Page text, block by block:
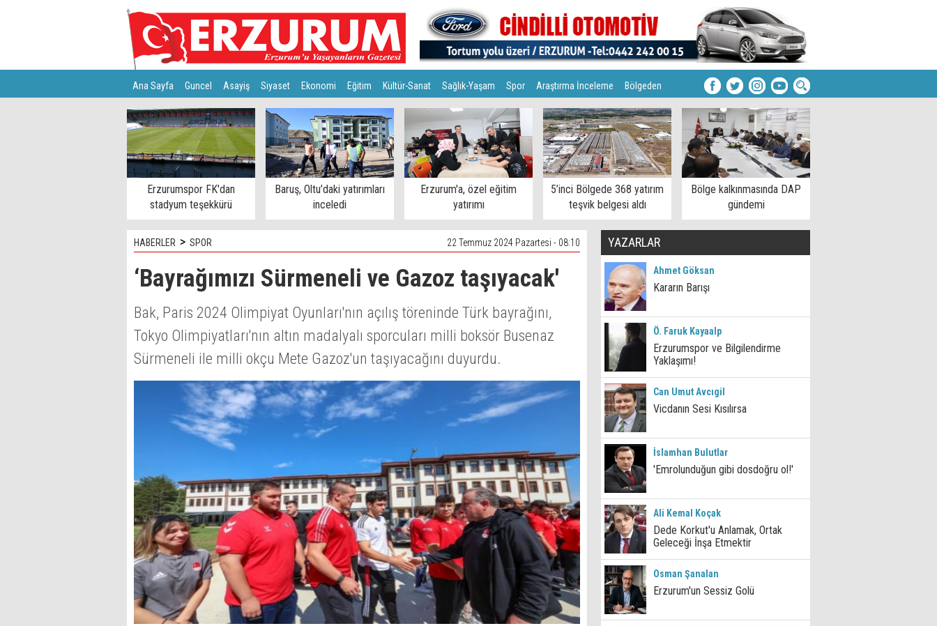
Ana Sayfa Guncel Asayiş Siyaset Ekonomi Eğitim Kültür-Sanat Sağlık-Yaşam Spor Araştırma İnceleme Bölgeden
Türkiye Teknoloji
Erzurumspor FK'dan
stadyum teşekkürü
Baruş, Oltu’daki yatırımları
inceledi
Erzurum'a, özel eğitim
yatırımı
5’inci Bölgede 368 yatırım
teşvik belgesi aldı
Bölge kalkınmasında DAP
gündemi
HABERLER > SPOR 22 Temmuz 2024 Pazartesi - 08:10
‘Bayrağımızı Sürmeneli ve Gazoz taşıyacak'
Bak, Paris 2024 Olimpiyat Oyunları'nın açılış töreninde Türk bayrağını,
Tokyo Olimpiyatları'nın altın madalyalı sporcuları milli boksör Busenaz
Sürmeneli ile milli okçu Mete Gazoz'un taşıyacağını duyurdu.
YAZARLAR
Ahmet Göksan
Kararın Barışı
Ö. Faruk Kayaalp
Erzurumspor ve Bilgilendirme
Yaklaşımı!
Can Umut Avcıgil
Vicdanın Sesi Kısılırsa
İslamhan Bulutlar
'Emrolunduğun gibi dosdoğru ol!'
Ali Kemal Koçak
Dede Korkut'u Anlamak, Ortak
Geleceği İnşa Etmektir
Osman Şanalan
Erzurum'un Sessiz Golü